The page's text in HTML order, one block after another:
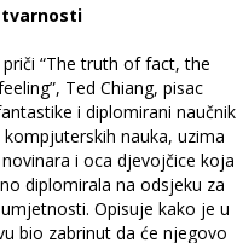
“The truth of fact, the
Ted Chiang, pisac
i diplomirani naučnik
nauka, uzima
i oca djevojčice koja
diplomirala na odsjeku za
Opisuje kako je u
bio zabrinut da će njegovo